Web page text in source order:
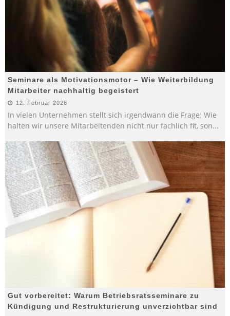
Seminare als Motivationsmotor – Wie Weiterbildung
Mitarbeiter nachhaltig begeistert
12. Februar 2026
In vielen Unternehmen stellt sich irgendwann die Frage: Wie
halten wir unsere Mitarbeitenden nicht nur fachlich fit, son...
Gut vorbereitet: Warum Betriebsratsseminare zu
Kündigung und Restrukturierung unverzichtbar sind